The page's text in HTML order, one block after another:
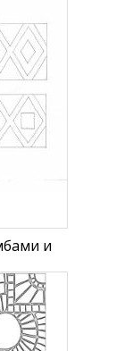
и
ряд